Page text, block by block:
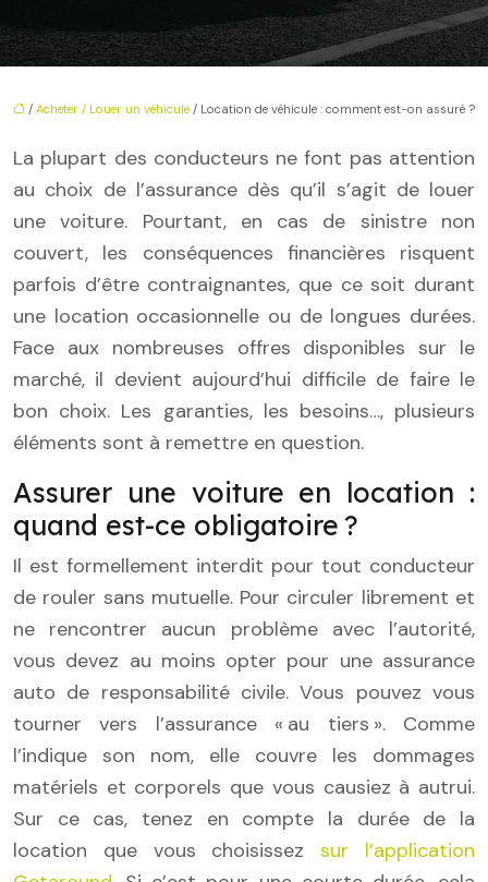
/ Acheter / Louer un véhicule / Location de véhicule : comment est-on assuré ?
La plupart des conducteurs ne font pas attention
au choix de l’assurance dès qu’il s’agit de louer
une voiture. Pourtant, en cas de sinistre non
couvert, les conséquences financières risquent
parfois d’être contraignantes, que ce soit durant
une location occasionnelle ou de longues durées.
Face aux nombreuses offres disponibles sur le
marché, il devient aujourd’hui difficile de faire le
bon choix. Les garanties, les besoins…, plusieurs
éléments sont à remettre en question.
Assurer une voiture en location :
quand est-ce obligatoire ?
Il est formellement interdit pour tout conducteur
de rouler sans mutuelle. Pour circuler librement et
ne rencontrer aucun problème avec l’autorité,
vous devez au moins opter pour une assurance
auto de responsabilité civile. Vous pouvez vous
tourner vers l’assurance « au tiers ». Comme
l’indique son nom, elle couvre les dommages
matériels et corporels que vous causiez à autrui.
Sur ce cas, tenez en compte la durée de la
location que vous choisissezsur l’application